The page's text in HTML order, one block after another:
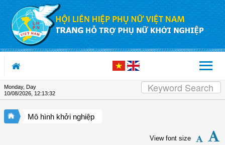
Skip to Content
Monday, Day
10/08/2026 12:13:32
Mô hình khởi nghiệp
View font size